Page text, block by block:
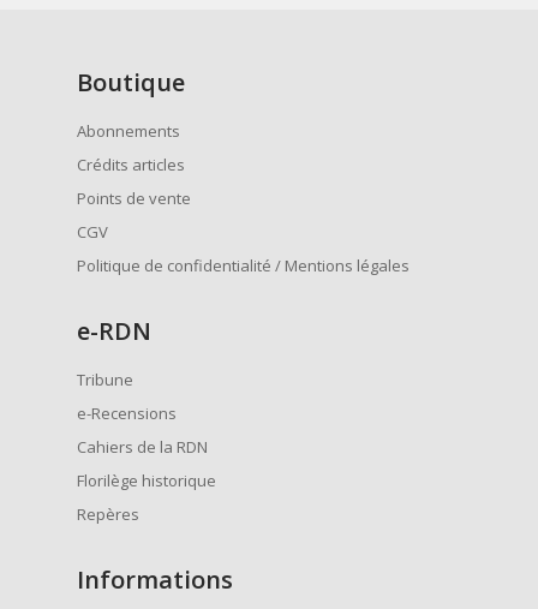
Boutique
Abonnements
Crédits articles
Points de vente
CGV
Politique de confidentialité / Mentions légales
e-RDN
Tribune
e-Recensions
Cahiers de la RDN
Florilège historique
Repères
Informations